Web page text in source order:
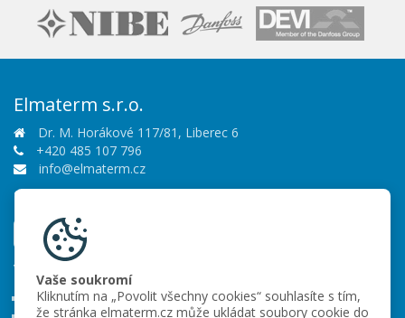
Elmaterm s.r.o.
Dr. M. Horákové 117/81, Liberec 6
+420 485 107 796
info@elmaterm.cz
Sledujte nás
Vše o nákupu
Obchodní podmínky
Vaše soukromí
Kliknutím na „Povolit všechny cookies“ souhlasíte s tím,
že stránka elmaterm.cz může ukládat soubory cookie do